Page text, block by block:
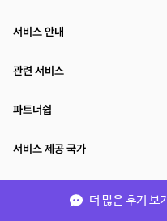
더 많은 후기 보기
서비스 안내
관련 서비스
파트너쉽
서비스 제공 국가
(주)NSPACE 사업자정보